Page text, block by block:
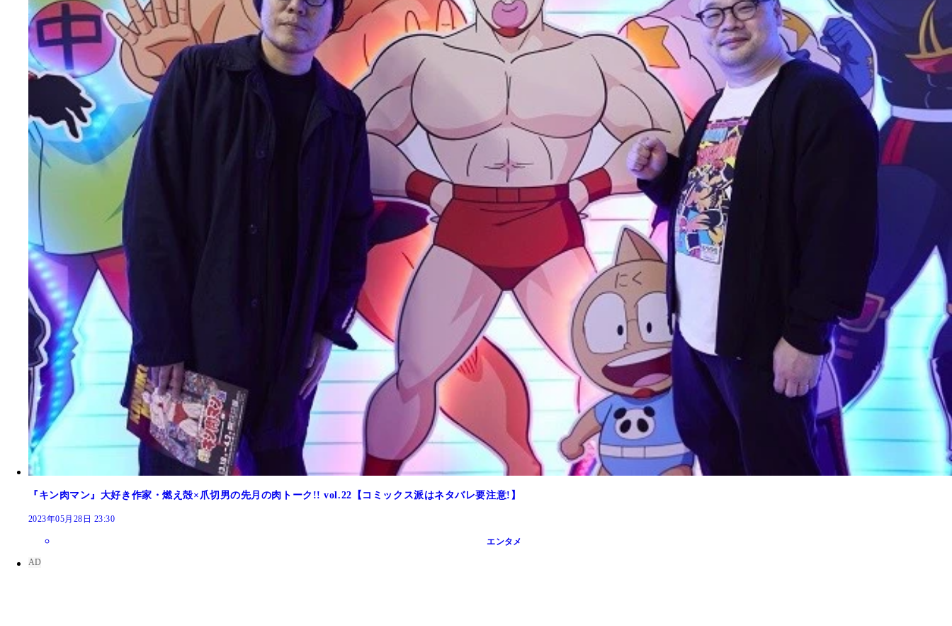
人気小説家の燃え殻さんと爪切男さんが5月の『キン肉マン』連載をレビュー!
『キン肉マン』大好き作家・燃え殻×爪切男の先月の肉トーク!! vol.22【コミックス派はネタバレ要注意!】
2023年05月28日 23:30
エンタメ